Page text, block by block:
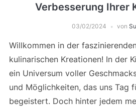
Verbesserung Ihrer
03/02/2024 von
Willkommen in der
kulinarischen Kreationen! In der
ein Universum voller
und Möglichkeiten, das uns Tag
begeistert. Doch hinter jedem